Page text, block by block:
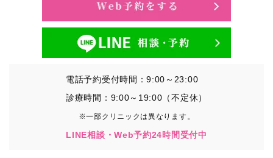
・その他、特定の個人を識別することができる情報
②TCBグループが各種サービスの利用に関連して取得す
日時、閲覧履歴等に関連する情報
（これには、Cookie情報、アクセスログ等の利用状況に
関する情報を含みます。）
③TCBグループが第三者から間接的に収集する情報
患者様の同意を得た上で、以下の情報をパブリックDMP
電話予約受付時間：9:00～23:00
診療時間：9:00～19:00（不定休）
※一部クリニックは異なります。
LINE相談・Web予約24時間受付中